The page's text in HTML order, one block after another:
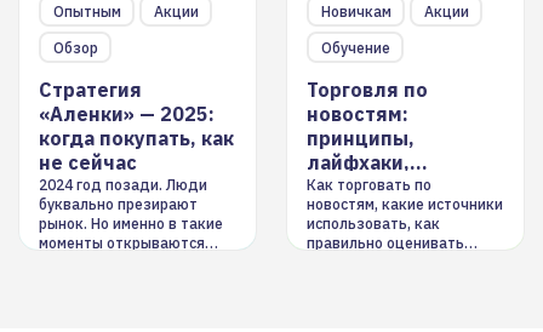
Опытным
Акции
Обзор
Стратегия
«Аленки» — 2025:
когда покупать, как
не сейчас
2024 год позади. Люди
буквально презирают
рынок. Но именно в такие
моменты открываются
Новичкам
Акции
Обучение
Торговля по
новостям:
принципы,
лайфхаки,
инструменты
Как торговать по
новостям, какие источники
использовать, как
правильно оценивать